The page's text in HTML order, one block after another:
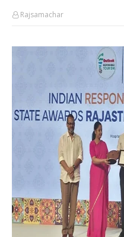
Rajsamachar